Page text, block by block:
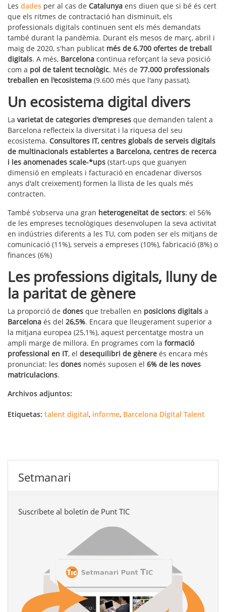
Les dades per al cas de Catalunya ens diuen que si bé és cert
que els ritmes de contractació han disminuït, els
professionals digitals continuen sent els més demandats
també durant la pandèmia. Durant els mesos de març, abril i
maig de 2020, s'han publicat més de 6.700 ofertes de treball
digitals. A més, Barcelona continua reforçant la seva posició
com a pol de talent tecnològic. Més de 77.000 professionals
treballen en l'ecosistema (9.600 més que l'any passat).
Un ecosistema digital divers
La varietat de categories d'empreses que demanden talent a
Barcelona reflecteix la diversitat i la riquesa del seu
ecosistema. Consultores IT, centres globals de serveis digitals
de multinacionals establertes a Barcelona, centres de recerca
i les anomenades scale-*ups (start-ups que guanyen
dimensió en empleats i facturació en encadenar diversos
anys d'alt creixement) formen la llista de les quals més
contracten.
També s'observa una gran heterogeneïtat de sectors: el 56%
de les empreses tecnològiques desenvolupen la seva activitat
en indústries diferents a les TU, com poden ser els mitjans de
comunicació (11%), serveis a empreses (10%), fabricació (8%) o
finances (6%)
Les professions digitals, lluny de
la paritat de gènere
La proporció de dones que treballen en posicions digitals a
Barcelona és del 26,5%. Encara que lleugerament superior a
la mitjana europea (25,1%), aquest percentatge mostra un
ampli marge de millora. En programes com la formació
professional en IT, el desequilibri de gènere és encara més
pronunciat: les dones només suposen el 6% de les noves
matriculacions.
Archivos adjuntos:
Etiquetas: talent digital, informe, Barcelona Digital Talent
Setmanari
Suscríbete al boletín de Punt TIC